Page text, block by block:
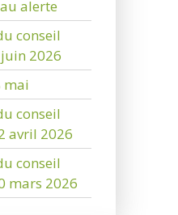
alerte
conseil
2026
mai
conseil
avril 2026
conseil
mars 2026